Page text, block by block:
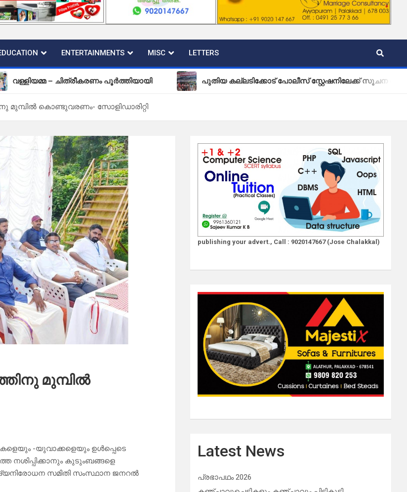
ENTERTAINMENTS MISC LETTERS
– ചിത്രീകരണം പൂർത്തിയായി പുതിയ കല്ലടിക്കോട് പോലീസ് സ്റ്റേഷനിലേക്ക് സൂചന ബോർഡ്
മുമ്പിൽ കൊണ്ടുവരണം- സോളിഡാരിറ്റി
മുമ്പിൽ
-യുവാക്കളെയും ഉൾപ്പെടെ
നശിപ്പിക്കാനും കുടുംബങ്ങളെ
സമിതി സംസ്ഥാന ജനറൽ
publishing your advert., Call : 9020147667 (Jose Chalakkal)
Latest News
പ്രഭാപഥം 2026